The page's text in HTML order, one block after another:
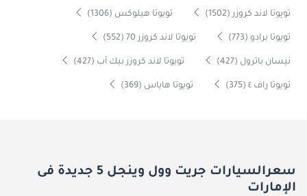
تويوتا لاند كروزر (1502) تويوتا هيلوكس (1306)
تويوتا برادو (773) تويوتا لاند كروزر 70 (552)
نيسان باترول (427) تويوتا لاند كروزر بيك آب (427)
تويوتا راف ٤ (375) تويوتا هاياس (369)
سعرالسيارات جريت وول وينجل 5 جديدة فى
الإمارات